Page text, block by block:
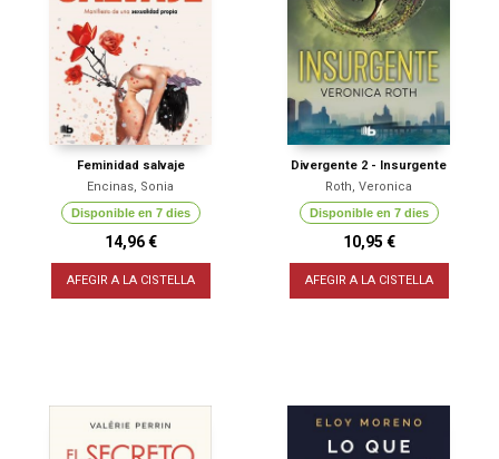
Feminidad salvaje
Encinas, Sonia
Disponible en 7 dies
14,96 €
AFEGIR A LA CISTELLA
Divergente 2 - Insurgente
Roth, Veronica
Disponible en 7 dies
10,95 €
AFEGIR A LA CISTELLA